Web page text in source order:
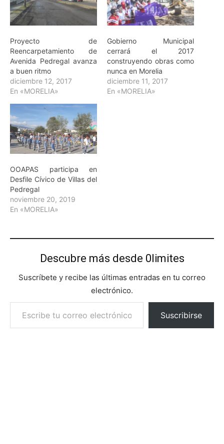
Proyecto de
Reencarpetamiento de
Avenida Pedregal avanza
a buen ritmo
diciembre 12, 2017
En «MORELIA»
Gobierno Municipal
cerrará el 2017
construyendo obras como
nunca en Morelia
diciembre 11, 2017
En «MORELIA»
OOAPAS participa en
Desfile Cívico de Villas del
Pedregal
noviembre 20, 2019
En «MORELIA»
Descubre más desde 0limites
Suscríbete y recibe las últimas entradas en tu correo
electrónico.
Escribe tu correo electrónico…
Suscribirse